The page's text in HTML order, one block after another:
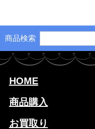
商品検索
HOME
商品購入
お買取り